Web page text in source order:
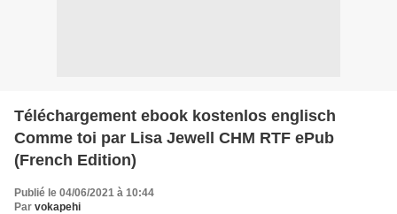
Téléchargement ebook kostenlos englisch
Comme toi par Lisa Jewell CHM RTF ePub
(French Edition)
Publié le 04/06/2021 à 10:44
Par vokapehi